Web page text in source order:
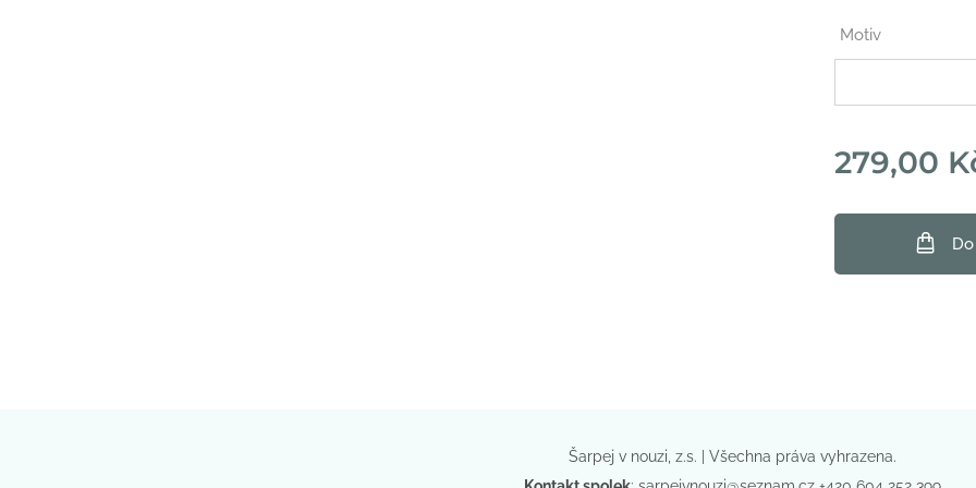
Motiv
279,00
Šarpej v nouzi, z.s. | Všechna práva vyhrazena.